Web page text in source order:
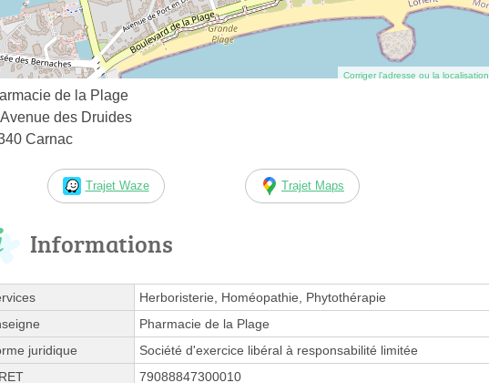
Corriger l’adresse ou la localisation
de la Plage
des Druides
Carnac
Trajet Waze Trajet Maps
Informations
Herboristerie, Homéopathie, Phytothérapie
Pharmacie de la Plage
juridique
Société d'exercice libéral à responsabilité limitée
79088847300010